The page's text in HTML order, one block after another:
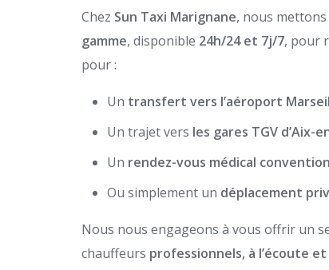
Chez Sun Taxi Marignane, nous
gamme, disponible 24h/24 et 7j/7, pour
pour :
Un transfert vers l’aéroport
Un trajet vers les gares TGV d’Aix-
Un rendez-vous médical
Ou simplement un déplacement
Nous nous engageons à vous offrir un
chauffeurs professionnels, à l’écoute